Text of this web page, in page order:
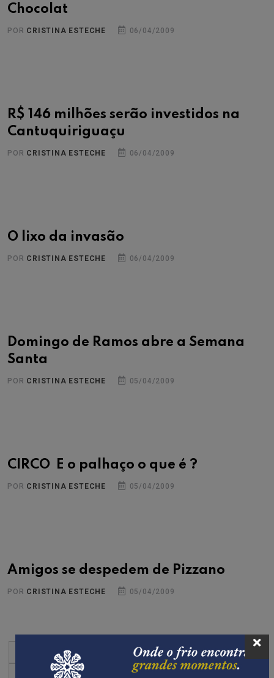
Chocolat
POR CRISTINA ESTECHE 06/04/2009
R$ 146 milhões serão investidos na
Cantuquiriguaçu
POR CRISTINA ESTECHE 06/04/2009
O lixo da invasão
POR CRISTINA ESTECHE 06/04/2009
Domingo de Ramos abre a Semana
Santa
POR CRISTINA ESTECHE 05/04/2009
CIRCO  E o palhaço o que é ?
POR CRISTINA ESTECHE 05/04/2009
Amigos se despedem de Pizzano
POR CRISTINA ESTECHE 05/04/2009
« Primeiro « 20 30 ...
2.124
2.126 2.128